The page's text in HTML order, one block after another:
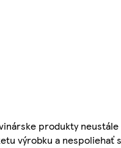
produkty
výrobku a nespoliehať